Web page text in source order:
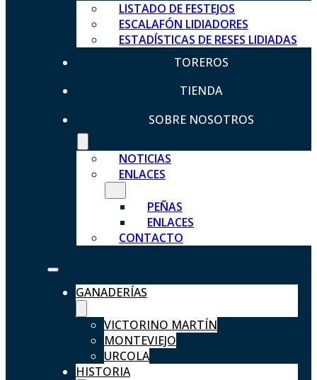
LISTADO DE FESTEJOS
ESCALAFÓN LIDIADORES
ESTADÍSTICAS DE RESES LIDIADAS
TOREROS
TIENDA
SOBRE NOSOTROS
NOTICIAS
ENLACES
PEÑAS
ENLACES
CONTACTO
GANADERÍAS
VICTORINO MARTÍN
MONTEVIEJO
URCOLA
HISTORIA